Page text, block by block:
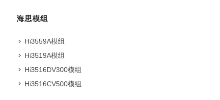
海思模组
Hi3559A模组
Hi3519A模组
Hi3516DV300模组
Hi3516CV500模组